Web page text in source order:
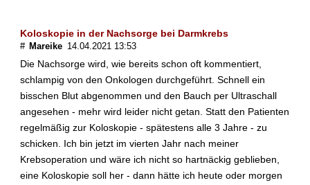
Koloskopie in der Nachsorge bei Darmkrebs
# Mareike 14.04.2021 13:53
Die Nachsorge wird, wie bereits schon oft kommentiert,
schlampig von den Onkologen durchgeführt. Schnell ein
bisschen Blut abgenommen und den Bauch per Ultraschall
angesehen - mehr wird leider nicht getan. Statt den Patienten
regelmäßig zur Koloskopie - spätestens alle 3 Jahre - zu
schicken. Ich bin jetzt im vierten Jahr nach meiner
Krebsoperation und wäre ich nicht so hartnäckig geblieben,
eine Koloskopie soll her - dann hätte ich heute oder morgen
o
r
g
?
W
i
e
k
a